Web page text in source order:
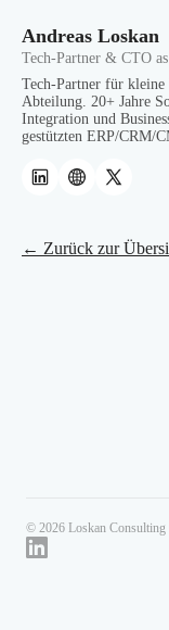
Andreas Loskan
Tech-Partner & CTO
Tech-Partner für
Abteilung. 20+ Jahre
Integration und
gestützten ERP/CRM/
← Zurück zur
© 2026 Loskan Consulting